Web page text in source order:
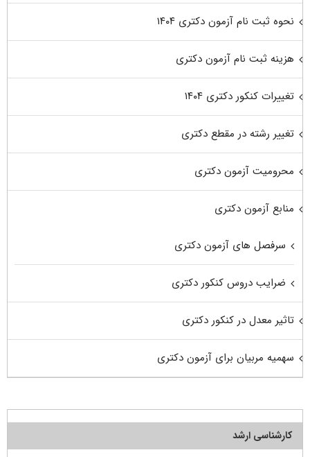
نحوه ثبت نام آزمون دکتری ۱۴۰۴
هزینه ثبت نام آزمون دکتری
تغییرات کنکور دکتری ۱۴۰۴
تغییر رشته در مقطع دکتری
محرومیت آزمون دکتری
منابع آزمون دکتری
سرفصل های آزمون دکتری
ضرایب دروس کنکور دکتری
تاثیر معدل در کنکور دکتری
سهمیه مربیان برای آزمون دکتری
کارشناسی ارشد